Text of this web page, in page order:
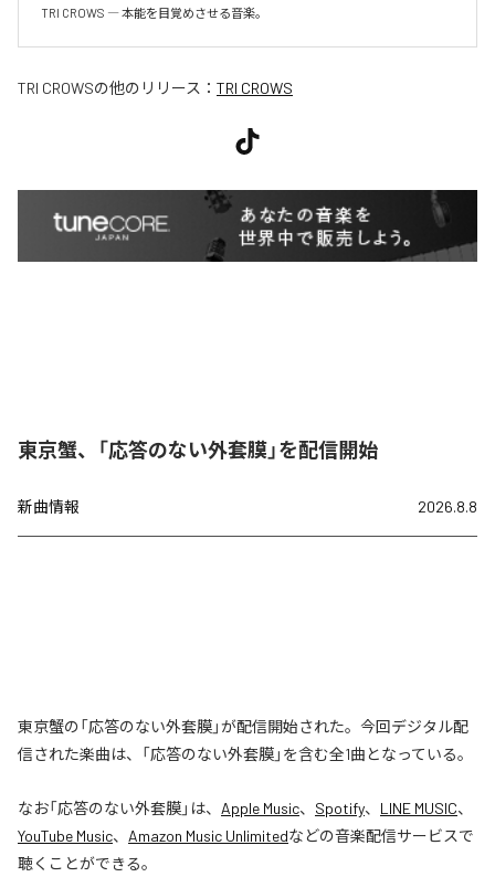
TRI CROWS ― 本能を目覚めさせる音楽。
TRI CROWSの他のリリース： TRI CROWS
東京蟹、「応答のない外套膜」を配信開始
新曲情報 2026.8.8
東京蟹の「応答のない外套膜」が配信開始された。今回デジタル配
信された楽曲は、「応答のない外套膜」を含む全1曲となっている。
なお「応答のない外套膜」は、 Apple Music、 Spotify、 LINE MUSIC、
YouTube Music、 Amazon Music Unlimitedなどの音楽配信サービスで
聴くことができる。